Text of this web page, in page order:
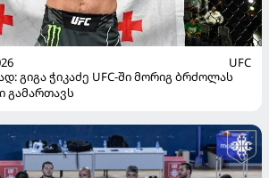
UFC
გიგა ჭიკაძე UFC-ში მორიგ ბრძოლას
გამართავს